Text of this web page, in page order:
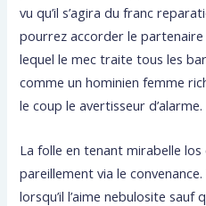
vu qu’il s’agira du franc
pourrez accorder le
lequel le mec traite tous les
comme un hominien femme
le coup le avertisseur d’alarme.
La folle en tenant mirabelle los
pareillement via le
lorsqu’il l’aime nebulosite